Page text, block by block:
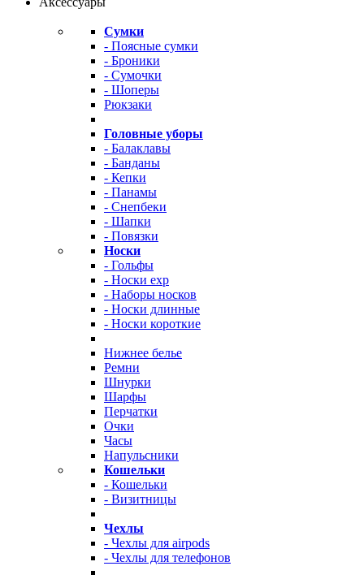
Сумки
- Поясные сумки
- Броники
- Сумочки
- Шоперы
Рюкзаки
Головные уборы
- Балаклавы
- Банданы
- Кепки
- Панамы
- Снепбеки
- Шапки
- Повязки
Носки
- Гольфы
- Носки exp
- Наборы носков
- Носки длинные
- Носки короткие
Нижнее белье
Ремни
Шнурки
Шарфы
Перчатки
Очки
Часы
Напульсники
Кошельки
- Кошельки
- Визитницы
Чехлы
- Чехлы для airpods
- Чехлы для телефонов